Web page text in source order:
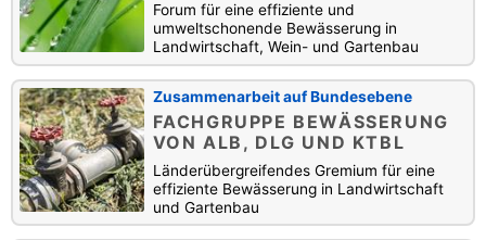
Forum für eine effiziente und
umweltschonende Bewässerung in
Landwirtschaft, Wein- und Gartenbau
Zusammenarbeit auf Bundesebene
FACHGRUPPE BEWÄSSERUNG
VON ALB, DLG UND KTBL
Länderübergreifendes Gremium für eine
effiziente Bewässerung in Landwirtschaft
und Gartenbau